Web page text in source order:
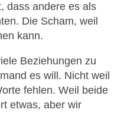
dass andere es als
Die Scham, weil
kann.
Beziehungen zu
es will. Nicht weil
fehlen. Weil beide
etwas, aber wir